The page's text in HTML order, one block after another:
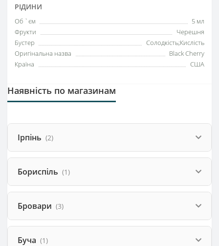
РІДИНИ
Об `єм
5 мл
Фрукти
Черешня
Бустер
Солодкість;Кислість
Оригінальна назва
Black Cherry
Країна
США
Наявність по магазинам
Ірпінь (2)
Бориспіль (1)
Бровари (3)
Буча (1)